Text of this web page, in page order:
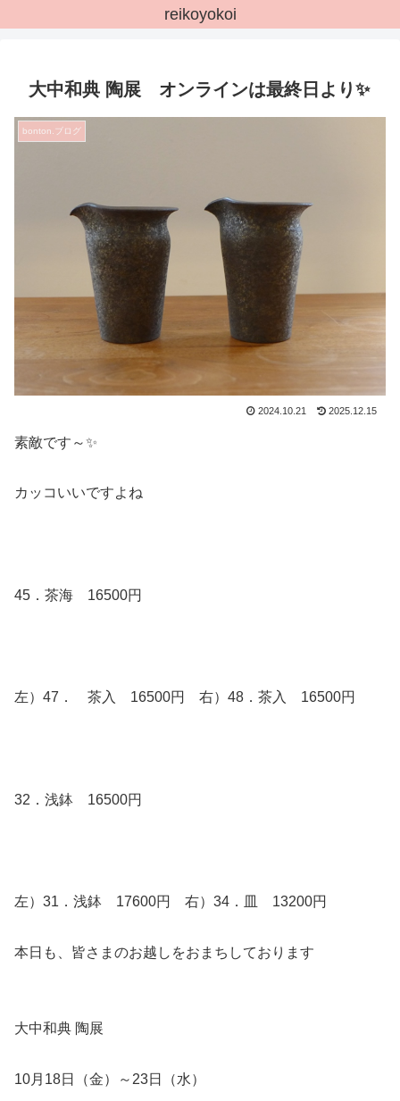
reikoyokoi
大中和典 陶展 オンラインは最終日より✨
bonton.ブログ
2024.10.21 2025.12.15
素敵です～✨
カッコいいですよね
45．茶海 16500円
左）47． 茶入 16500円 右）48．茶入 16500円
32．浅鉢 16500円
左）31．浅鉢 17600円 右）34．皿 13200円
本日も、皆さまのお越しをおまちしております
大中和典 陶展
10月18日（金）～23日（水）